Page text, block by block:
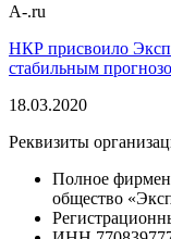
A-.ru
НКР присвоило
стабильным
18.03.2020
Реквизиты
Полное
общество